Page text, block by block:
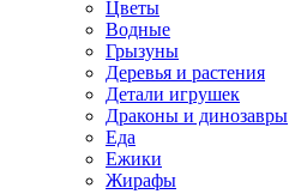
Цветы
Водные
Грызуны
Деревья и растения
Детали игрушек
Драконы и динозавры
Еда
Ежики
Жирафы